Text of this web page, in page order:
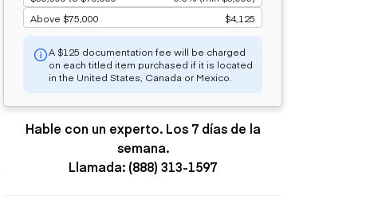
Above $75,000
$4,125
A $125 documentation fee will be charged
on each titled item purchased if it is located
in the United States, Canada or Mexico.
Hable con un experto. Los 7 días de la
semana.
Llamada: (888) 313-1597